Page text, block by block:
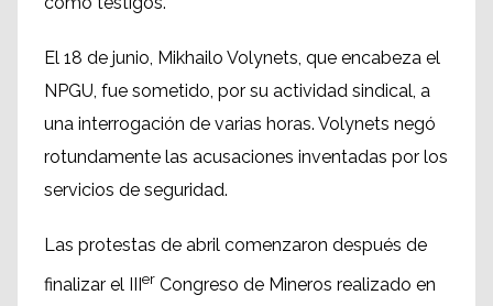
El 18 de junio, Mikhailo Volynets, que encabeza el
NPGU, fue sometido, por su actividad sindical, a
una interrogación de varias horas. Volynets negó
rotundamente las acusaciones inventadas por los
servicios de seguridad.
Las protestas de abril comenzaron después de
finalizar el III er Congreso de Mineros realizado en